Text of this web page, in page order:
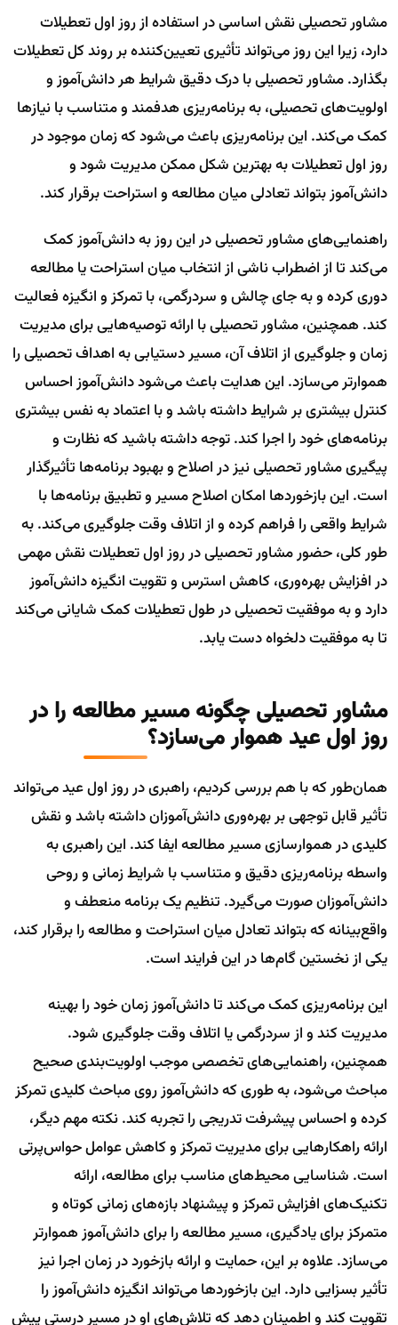
مشاور تحصیلی نقش اساسی در استفاده از روز اول تعطیلات
دارد، زیرا این روز می‌تواند تأثیری تعیین‌کننده بر روند کل تعطیلات
بگذارد. مشاور تحصیلی با درک دقیق شرایط هر دانش‌آموز و
اولویت‌های تحصیلی، به برنامه‌ریزی هدفمند و متناسب با نیازها
کمک می‌کند. این برنامه‌ریزی باعث می‌شود که زمان موجود در
روز اول تعطیلات به بهترین شکل ممکن مدیریت شود و
دانش‌آموز بتواند تعادلی میان مطالعه و استراحت برقرار کند.
راهنمایی‌های مشاور تحصیلی در این روز به دانش‌آموز کمک
می‌کند تا از اضطراب ناشی از انتخاب میان استراحت یا مطالعه
دوری کرده و به جای چالش و سردرگمی، با تمرکز و انگیزه فعالیت
کند. همچنین، مشاور تحصیلی با ارائه توصیه‌هایی برای مدیریت
زمان و جلوگیری از اتلاف آن، مسیر دستیابی به اهداف تحصیلی را
هموارتر می‌سازد. این هدایت باعث می‌شود دانش‌آموز احساس
کنترل بیشتری بر شرایط داشته باشد و با اعتماد به نفس بیشتری
برنامه‌های خود را اجرا کند. توجه داشته باشید که نظارت و
پیگیری مشاور تحصیلی نیز در اصلاح و بهبود برنامه‌ها تأثیرگذار
است. این بازخوردها امکان اصلاح مسیر و تطبیق برنامه‌ها با
شرایط واقعی را فراهم کرده و از اتلاف وقت جلوگیری می‌کند. به
طور کلی، حضور مشاور تحصیلی در روز اول تعطیلات نقش مهمی
در افزایش بهره‌وری، کاهش استرس و تقویت انگیزه دانش‌آموز
دارد و به موفقیت تحصیلی در طول تعطیلات کمک شایانی می‌کند
تا به موفقیت دلخواه دست یابد.
مشاور تحصیلی چگونه مسیر مطالعه را در
روز اول عید هموار می‌سازد؟
همان‌طور که با هم بررسی کردیم، راهبری در روز اول عید می‌تواند
تأثیر قابل توجهی بر بهره‌وری دانش‌آموزان داشته باشد و نقش
کلیدی در هموارسازی مسیر مطالعه ایفا کند. این راهبری به
واسطه برنامه‌ریزی دقیق و متناسب با شرایط زمانی و روحی
دانش‌آموزان صورت می‌گیرد. تنظیم یک برنامه منعطف و
واقع‌بینانه که بتواند تعادل میان استراحت و مطالعه را برقرار کند،
یکی از نخستین گام‌ها در این فرایند است.
این برنامه‌ریزی کمک می‌کند تا دانش‌آموز زمان خود را بهینه
مدیریت کند و از سردرگمی یا اتلاف وقت جلوگیری شود.
همچنین، راهنمایی‌های تخصصی موجب اولویت‌بندی صحیح
مباحث می‌شود، به طوری که دانش‌آموز روی مباحث کلیدی تمرکز
کرده و احساس پیشرفت تدریجی را تجربه کند. نکته مهم دیگر،
ارائه راهکارهایی برای مدیریت تمرکز و کاهش عوامل حواس‌پرتی
است. شناسایی محیط‌های مناسب برای مطالعه، ارائه
تکنیک‌های افزایش تمرکز و پیشنهاد بازه‌های زمانی کوتاه و
متمرکز برای یادگیری، مسیر مطالعه را برای دانش‌آموز هموارتر
می‌سازد. علاوه بر این، حمایت و ارائه بازخورد در زمان اجرا نیز
تأثیر بسزایی دارد. این بازخوردها می‌تواند انگیزه دانش‌آموز را
تقویت کند و اطمینان دهد که تلاش‌های او در مسیر درستی پیش